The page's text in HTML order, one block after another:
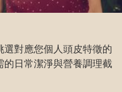
對應您個人頭皮特徵的
日常潔淨與營養調理截